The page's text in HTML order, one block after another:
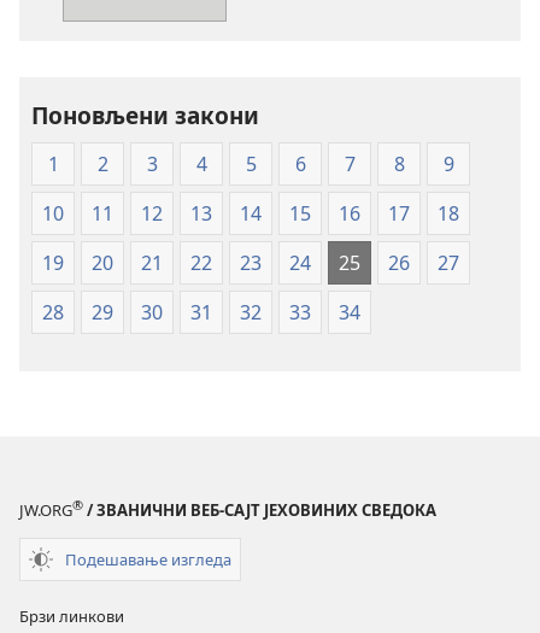
Нови
свет
(меки
повез)
Поновљени закони
1 2 3 4 5 6 7 8
9
10
11 12 13 14 15 16 17
18
19
20 21 22 23 24 25 26
27
28
29 30 31 32 33 34
JW.ORG® / ЗВАНИЧНИ ВЕБ-САЈТ ЈЕХОВИНИХ СВЕДОКА
Подешавање изгледа
Брзи линкови